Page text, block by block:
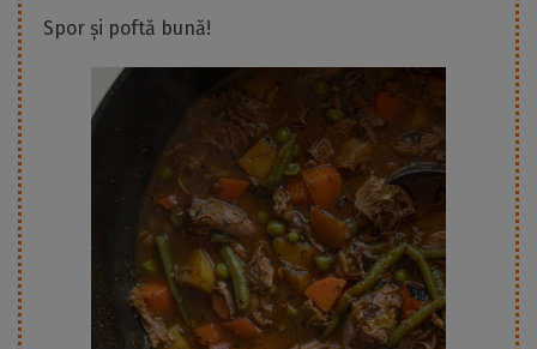
Spor și poftă bună!